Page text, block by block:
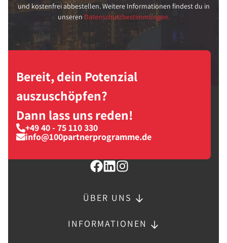
und kostenfrei abbestellen. Weitere Informationen findest du in
unseren Datenschutzbestimmungen.
Bereit, dein Potenzial
auszuschöpfen?
Dann lass uns reden!
+49 40 - 75 110 330
info@100partnerprogramme.de
ÜBER UNS
INFORMATIONEN